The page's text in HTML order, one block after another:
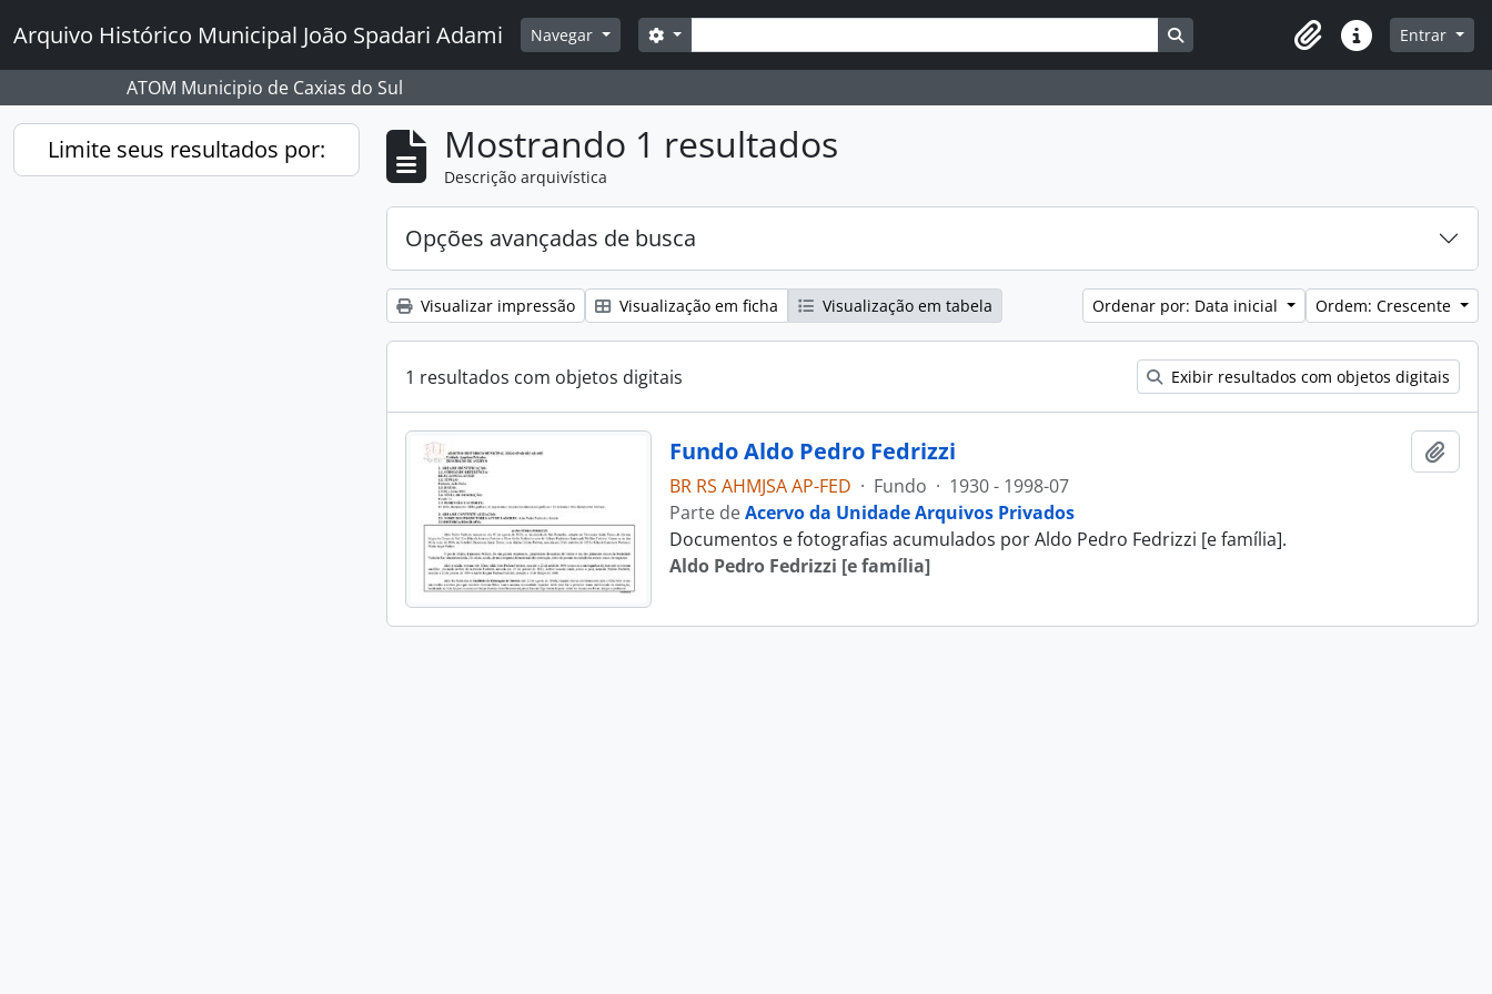
Arquivo Histórico Municipal João Spadari Adami Navegar Buscar
Opções de busca Busque na página de navegação
Atalhos Entrar
ATOM Municipio de Caxias do Sul
Limite seus resultados por: Mostrando 1 resultados
Descrição arquivística
Opções avançadas de busca
Visualizar impressão Visualização em ficha Visualização em tabela Ordenar por: Data inicial Ordem: Crescente
1 resultados com objetos digitais Exibir resultados com objetos digitais
Fundo Aldo Pedro Fedrizzi
BR RS AHMJSA AP-FED · Fundo · 1930 - 1998-07
Parte deAcervo da Unidade Arquivos Privados
Documentos e fotografias acumulados por Aldo Pedro Fedrizzi [e família].
Aldo Pedro Fedrizzi [e família]